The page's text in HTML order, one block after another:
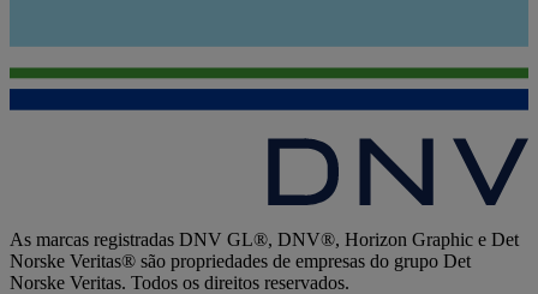
As marcas registradas DNV GL®, DNV®, Horizon Graphic e Det
Norske Veritas® são propriedades de empresas do grupo Det
Norske Veritas. Todos os direitos reservados.